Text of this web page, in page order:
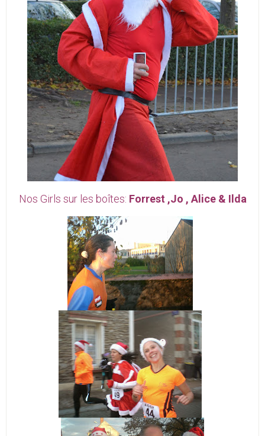
Nos Girls sur les boîtes: Forrest ,Jo , Alice & Ilda